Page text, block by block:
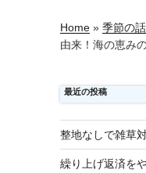
Home » 季節の
由来！海の恵み
最近の投稿
整地なしで雑草
繰り上げ返済を